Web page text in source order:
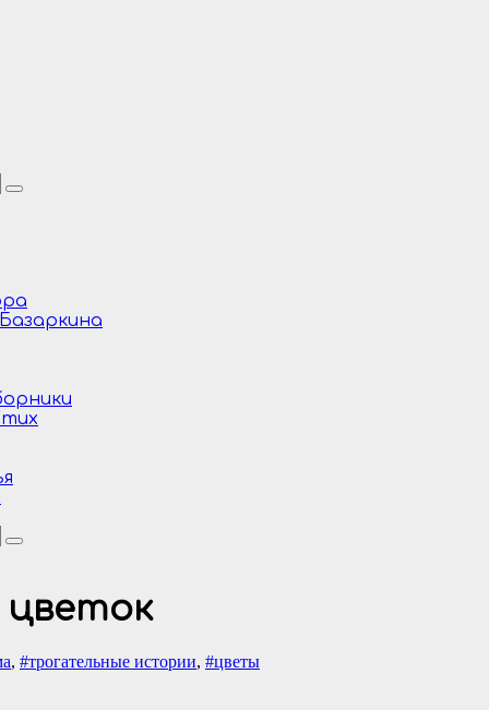
, #трогательные истории, #цветы